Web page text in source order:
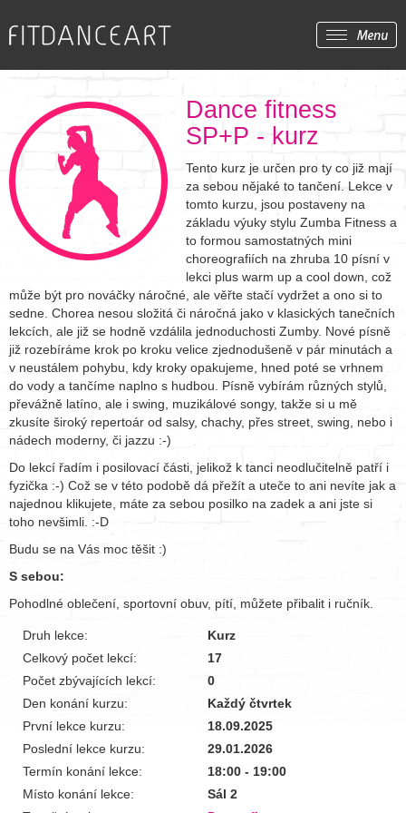
Dance fitness
SP+P - kurz
Tento kurz je určen pro ty co již mají
za sebou nějaké to tančení. Lekce v
tomto kurzu, jsou postaveny na
základu výuky stylu Zumba Fitness a
to formou samostatných mini
choreografiích na zhruba 10 písní v
lekci plus warm up a cool down, což
může být pro nováčky náročné, ale věřte stačí vydržet a ono si to
sedne. Chorea nesou složitá či náročná jako v klasických tanečních
lekcích, ale již se hodně vzdálila jednoduchosti Zumby. Nové písně
již rozebíráme krok po kroku velice zjednodušeně v pár minutách a
v neustálem pohybu, kdy kroky opakujeme, hned poté se vrhnem
do vody a tančíme naplno s hudbou. Písně vybírám různých stylů,
převážně latíno, ale i swing, muzikálové songy, takže si u mě
zkusíte široký repertoár od salsy, chachy, přes street, swing, nebo i
nádech moderny, či jazzu :-)
Do lekcí řadím i posilovací části, jelikož k tanci neodlučitelně patří i
fyzička :-) Což se v této podobě dá přežít a uteče to ani nevíte jak a
najednou klikujete, máte za sebou posilko na zadek a ani jste si
toho nevšimli. :-D
Budu se na Vás moc těšit :)
S sebou:
Pohodlné oblečení, sportovní obuv, pítí, můžete přibalit i ručník.
Druh lekce:
Kurz
Celkový počet lekcí:
17
Počet zbývajících lekcí:
0
Den konání kurzu:
Každý čtvrtek
První lekce kurzu:
18.09.2025
Poslední lekce kurzu:
29.01.2026
Termín konání lekce:
18:00 - 19:00
Místo konání lekce:
Sál 2